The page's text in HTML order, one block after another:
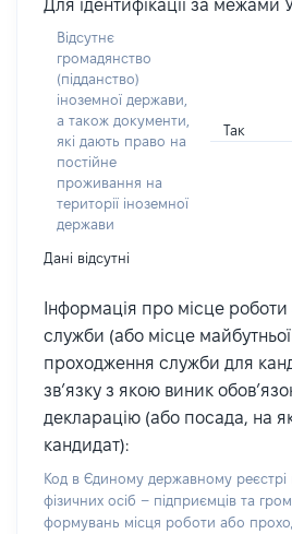
Для ідентифікації за межами
Відсутнє
громадянство
(підданство)
іноземної держави,
а також документи,
які дають право на
постійне
проживання на
території іноземної
держави
Так
Дані відсутні
Інформація про місце
служби (або місце
проходження служби для
зв’язку з якою виник
декларацію (або посада, на
кандидат):
Код в Єдиному державному реєстрі
фізичних осіб – підприємців та
формувань місця роботи або